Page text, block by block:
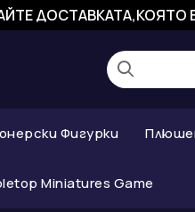
ДОСТАВКАТА,КОЯТО
Фигурки
Miniatures Game